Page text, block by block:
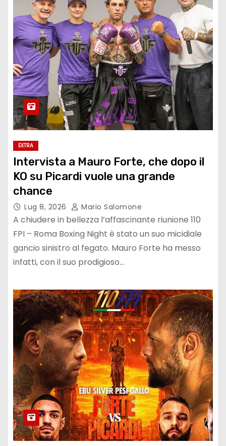
EXTRA
Intervista a Mauro Forte, che dopo il
KO su Picardi vuole una grande
chance
Lug 8, 2026 Mario Salomone
A chiudere in bellezza l’affascinante riunione 110
FPI – Roma Boxing Night è stato un suo micidiale
gancio sinistro al fegato. Mauro Forte ha messo
infatti, con il suo prodigioso…